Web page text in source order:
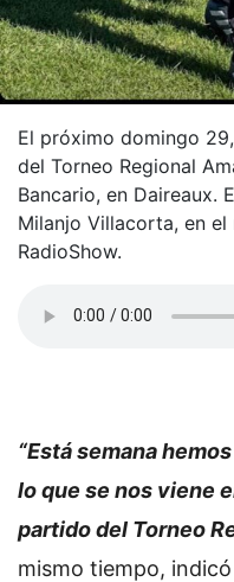
El próximo domingo
del Torneo Regional
Bancario, en Daireaux.
Milanjo Villacorta, en
RadioShow.
“Está semana
lo que se nos viene
partido del Torneo
mismo tiempo,